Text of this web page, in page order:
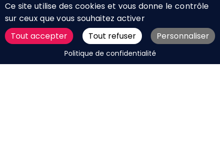
DEMANDER UN DEVIS
CHARTE RÉSEAUX SOCIAUX
MENTIONS LÉGALES
Ce site utilise des cookies et vous donne le contrôle
sur ceux que vous souhaitez activer
Tout accepter
Tout refuser Personnaliser
Politique de confidentialité